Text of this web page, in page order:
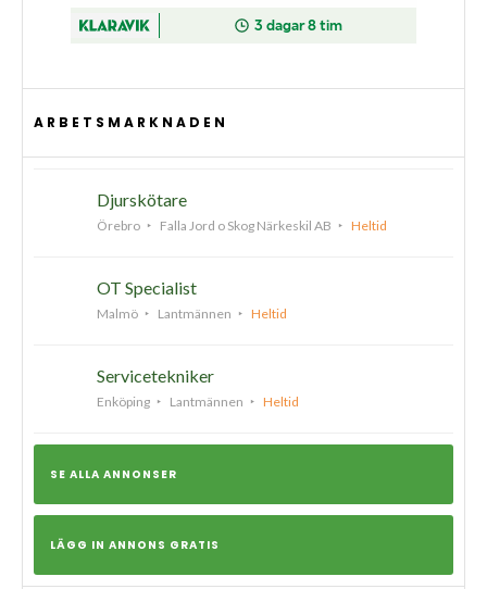
ARBETSMARKNADEN
Djurskötare
Örebro Falla Jord o Skog Närkeskil AB Heltid
OT Specialist
Malmö Lantmännen Heltid
Servicetekniker
Enköping Lantmännen Heltid
SE ALLA ANNONSER
LÄGG IN ANNONS GRATIS